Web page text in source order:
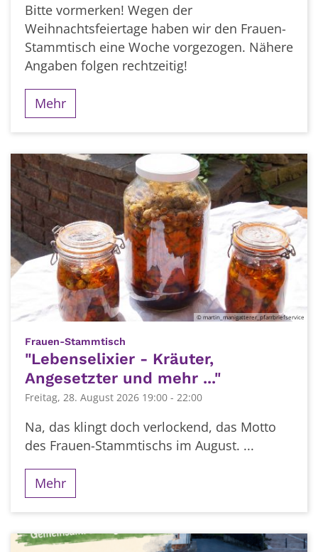
Bitte vormerken! Wegen der
Weihnachtsfeiertage haben wir den Frauen-
Stammtisch eine Woche vorgezogen. Nähere
Angaben folgen rechtzeitig!
Mehr
© martin_manigatterer_pfarrbriefservice
Frauen-Stammtisch
"Lebenselixier - Kräuter,
Angesetzter und mehr ..."
Freitag, 28. August 2026 19:00 - 22:00
Na, das klingt doch verlockend, das Motto
des Frauen-Stammtischs im August. ...
Mehr